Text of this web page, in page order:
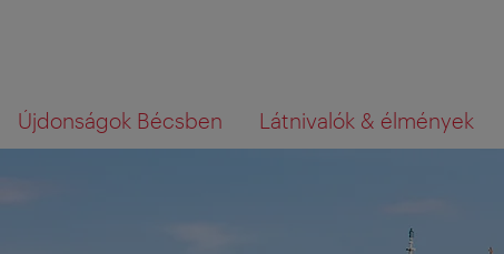
navigációhoz
tartalomhoz
Újdonságok Bécsben Látnivalók & élmények
Mit
az,
amit